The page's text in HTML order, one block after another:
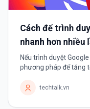
Cách để trình
nhanh hơn nhiều
Nếu trình duyệt
phương pháp để tăng
được một thời...
techtalk.vn